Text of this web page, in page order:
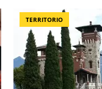
TERRITORIO